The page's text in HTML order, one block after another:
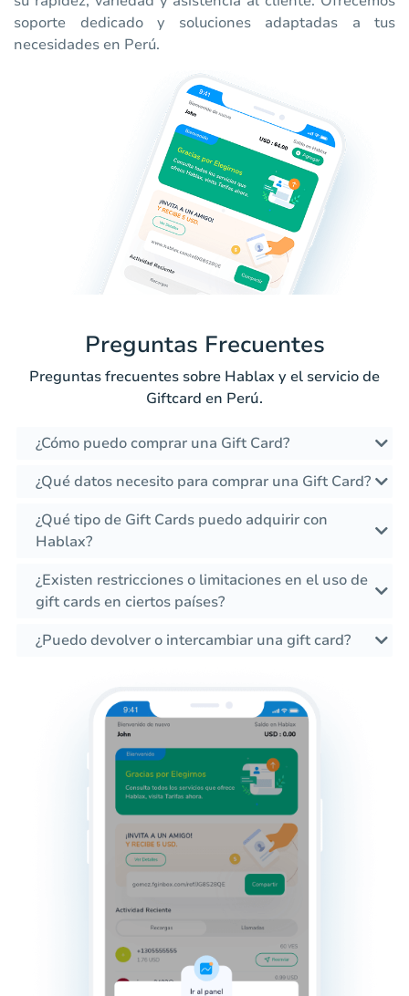
soporte dedicado y soluciones adaptadas a tus
necesidades en Perú.
Preguntas Frecuentes
Preguntas frecuentes sobre Hablax y el servicio de
Giftcard en Perú.
¿Cómo puedo comprar una Gift Card?
¿Qué datos necesito para comprar una Gift Card?
¿Qué tipo de Gift Cards puedo adquirir con
Hablax?
¿Existen restricciones o limitaciones en el uso de
gift cards en ciertos países?
¿Puedo devolver o intercambiar una gift card?